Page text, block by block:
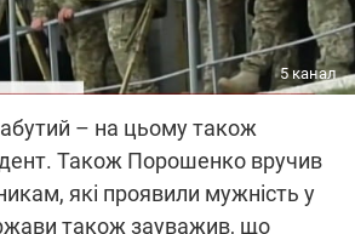
5 канал
– на цьому також
Також Порошенко вручив
які проявили мужність у
також зауважив, що